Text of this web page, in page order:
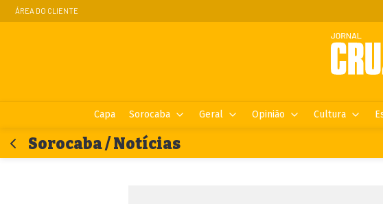
ÁREA DO CLIENTE
Capa Sorocaba Geral Opinião Cultura
Sorocaba / Notícias